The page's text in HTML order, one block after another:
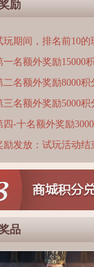
励
玩期间，排名前10
一名额外奖励15000
二名额外奖励8000积
三名额外奖励5000积
四-十名额外奖励
励发放：试玩活动
品